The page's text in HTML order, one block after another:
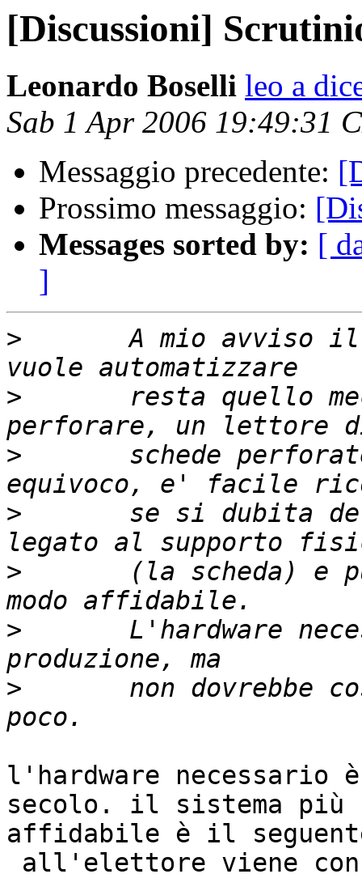
[Discussioni]
Leonardo Boselli leo a
Sab 1 Apr 2006 19:49:31
Messaggio precedente:
Prossimo messaggio:
Messages sorted by: [
]
>
>
>
>
>
>
>
l'hardware necessario
secolo. il sistema più
affidabile è il